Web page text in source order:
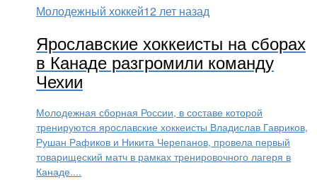
Молодежный хоккей12 лет назад
Ярославские хоккеисты на сборах
в Канаде разгромили команду
Чехии
Молодежная сборная России, в составе которой
тренируются ярославские хоккеисты Владислав Гавриков,
Рушан Рафиков и Никита Черепанов, провела первый
товарищеский матч в рамках тренировочного лагеря в
Канаде....